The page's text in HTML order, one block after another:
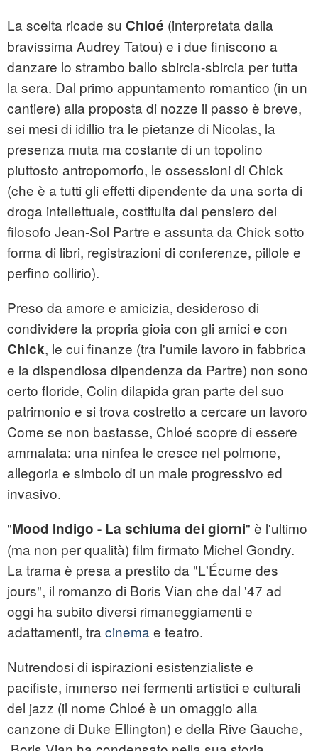
La scelta ricade su Chloé (interpretata dalla
bravissima Audrey Tatou) e i due finiscono a
danzare lo strambo ballo sbircia-sbircia per tutta
la sera. Dal primo appuntamento romantico (in un
cantiere) alla proposta di nozze il passo è breve,
sei mesi di idillio tra le pietanze di Nicolas, la
presenza muta ma costante di un topolino
piuttosto antropomorfo, le ossessioni di Chick
(che è a tutti gli effetti dipendente da una sorta di
droga intellettuale, costituita dal pensiero del
filosofo Jean-Sol Partre e assunta da Chick sotto
forma di libri, registrazioni di conferenze, pillole e
perfino collirio).
Preso da amore e amicizia, desideroso di
condividere la propria gioia con gli amici e con
Chick, le cui finanze (tra l'umile lavoro in fabbrica
e la dispendiosa dipendenza da Partre) non sono
certo floride, Colin dilapida gran parte del suo
patrimonio e si trova costretto a cercare un lavoro
Come se non bastasse, Chloé scopre di essere
ammalata: una ninfea le cresce nel polmone,
allegoria e simbolo di un male progressivo ed
invasivo.
"Mood Indigo - La schiuma dei giorni" è l'ultimo
(ma non per qualità) film firmato Michel Gondry.
La trama è presa a prestito da "L'Écume des
jours", il romanzo di Boris Vian che dal '47 ad
oggi ha subito diversi rimaneggiamenti e
adattamenti, tra cinema e teatro.
Nutrendosi di ispirazioni esistenzialiste e
pacifiste, immerso nei fermenti artistici e culturali
del jazz (il nome Chloé è un omaggio alla
canzone di Duke Ellington) e della Rive Gauche,